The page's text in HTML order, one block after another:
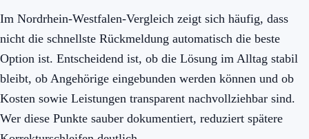
Im Nordrhein-Westfalen-Vergleich zeigt sich häufig, dass
nicht die schnellste Rückmeldung automatisch die beste
Option ist. Entscheidend ist, ob die Lösung im Alltag stabil
bleibt, ob Angehörige eingebunden werden können und ob
Kosten sowie Leistungen transparent nachvollziehbar sind.
Wer diese Punkte sauber dokumentiert, reduziert spätere